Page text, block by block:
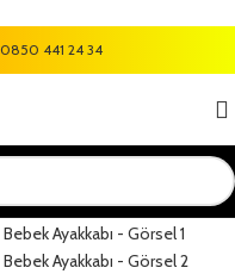
0850 441 24 34